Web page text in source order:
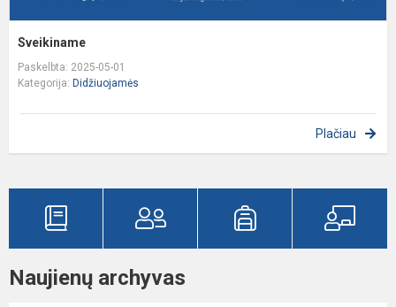
Sveikiname
Paskelbta: 2025-05-01
Kategorija: Didžiuojamės
Plačiau
Naujienų archyvas